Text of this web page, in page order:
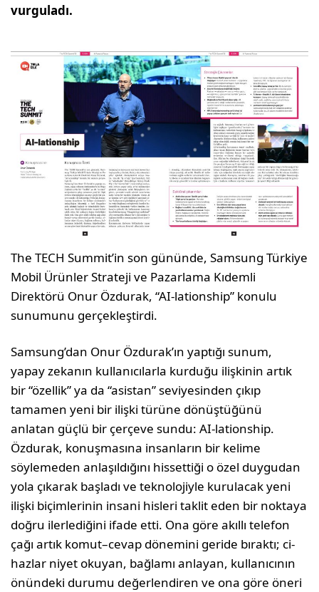
vurguladı.
The TECH Summit’in son gününde, Sam­sung Türkiye
Mobil Ürünler Strateji ve Pa­zarlama Kıdemli
Direktörü Onur Özdurak, “AI-lationship” konulu
sunumunu gerçek­leştirdi.
Samsung’dan Onur Özdurak’ın yaptığı su­num,
yapay zekanın kullanıcılarla kurduğu ilişkinin artık
bir “özellik” ya da “asistan” seviyesinden çıkıp
tamamen yeni bir ilişki türüne dönüştüğünü
anlatan güçlü bir çer­çeve sundu: AI-lationship.
Özdurak, konuş­masına insanların bir kelime
söylemeden anlaşıldığını hissettiği o özel duygudan
yola çıkarak başladı ve teknolojiyle kuru­lacak yeni
ilişki biçimlerinin insani hisleri taklit eden bir noktaya
doğru ilerlediğini ifade etti. Ona göre akıllı telefon
çağı artık komut–cevap dönemini geride bıraktı; ci­
hazlar niyet okuyan, bağlamı anlayan, kul­lanıcının
önündeki durumu değerlendiren ve ona göre öneri